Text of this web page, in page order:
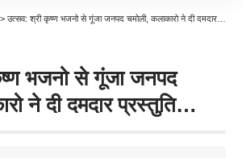
> उत्सव: श्री कृष्ण भजनो से गूंजा जनपद चमोली, कलाकारो ने दी दमदार प्रस्तुति…
भजनो से गूंजा जनपद
ने दी दमदार प्रस्तुति…